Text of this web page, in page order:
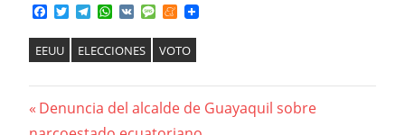
Facebook
TwitterTelegram
WhatsApp
VK MessageMeneame
EEUU ELECCIONES VOTO
Previous
Denuncia del alcalde de Guayaquil sobre